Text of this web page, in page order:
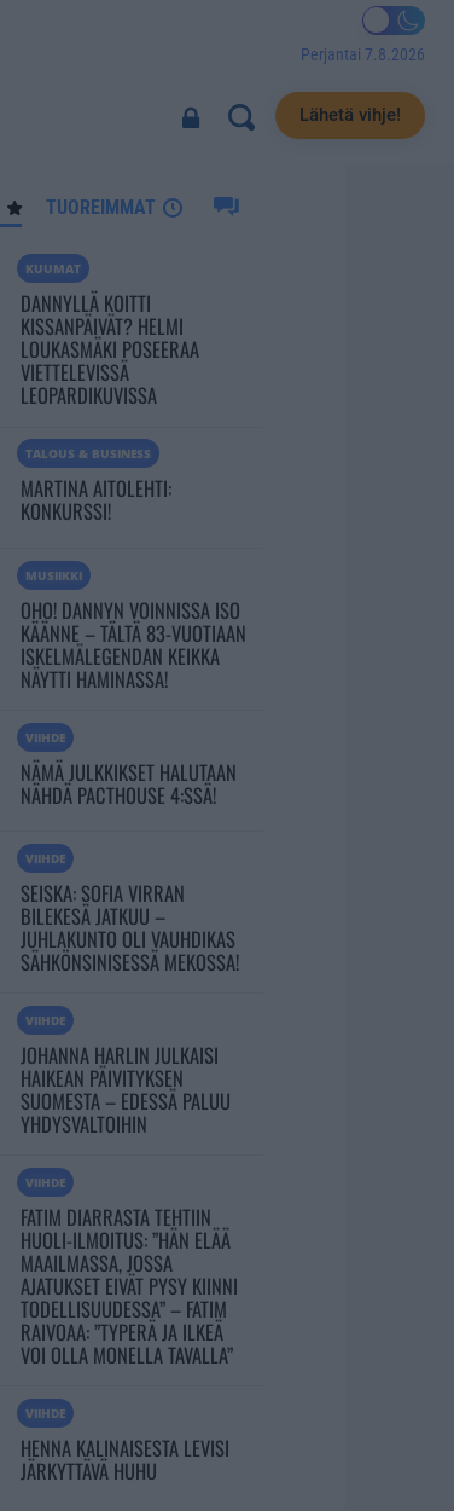
Perjantai 7.8.2026
Lähetä vihje!
TUOREIMMAT
KUUMAT
DANNYLLÄ KOITTI
KISSANPÄIVÄT? HELMI
LOUKASMÄKI POSEERAA
VIETTELEVISSÄ
LEOPARDIKUVISSA
TALOUS & BUSINESS
MARTINA AITOLEHTI:
KONKURSSI!
MUSIIKKI
OHO! DANNYN VOINNISSA ISO
KÄÄNNE – TÄLTÄ 83-VUOTIAAN
ISKELMÄLEGENDAN KEIKKA
NÄYTTI HAMINASSA!
VIIHDE
NÄMÄ JULKKIKSET HALUTAAN
NÄHDÄ PACTHOUSE 4:SSÄ!
VIIHDE
SEISKA: SOFIA VIRRAN
BILEKESÄ JATKUU –
JUHLAKUNTO OLI VAUHDIKAS
SÄHKÖNSINISESSÄ MEKOSSA!
VIIHDE
JOHANNA HARLIN JULKAISI
HAIKEAN PÄIVITYKSEN
SUOMESTA – EDESSÄ PALUU
YHDYSVALTOIHIN
VIIHDE
FATIM DIARRASTA TEHTIIN
HUOLI-ILMOITUS: ”HÄN ELÄÄ
MAAILMASSA, JOSSA
AJATUKSET EIVÄT PYSY KIINNI
TODELLISUUDESSA” – FATIM
RAIVOAA: ”TYPERÄ JA ILKEÄ
VOI OLLA MONELLA TAVALLA”
VIIHDE
HENNA KALINAISESTA LEVISI
JÄRKYTTÄVÄ HUHU